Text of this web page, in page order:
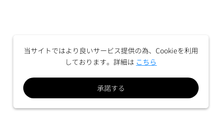
当サイトではより良いサービス提供の為、Cookieを利用
しております。詳細は こちら
承諾する